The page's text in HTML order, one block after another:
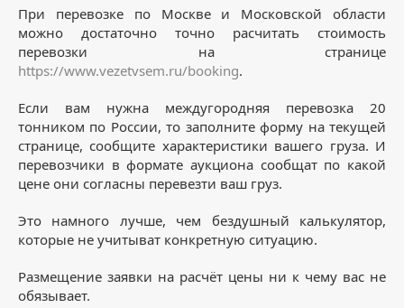
При перевозке по Москве и Московской области
можно достаточно точно расчитать стоимость
перевозки на странице
https://www.vezetvsem.ru/booking.
Если вам нужна междугородняя перевозка 20
тонником по России, то заполните форму на текущей
странице, сообщите характеристики вашего груза. И
перевозчики в формате аукциона сообщат по какой
цене они согласны перевезти ваш груз.
Это намного лучше, чем бездушный калькулятор,
которые не учитыват конкретную ситуацию.
Размещение заявки на расчёт цены ни к чему вас не
обязывает.